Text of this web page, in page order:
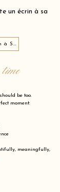
un écrin à sa
Imaginer la décoration à Saint-Merri 75004
be too.
moment:
meaningfully,